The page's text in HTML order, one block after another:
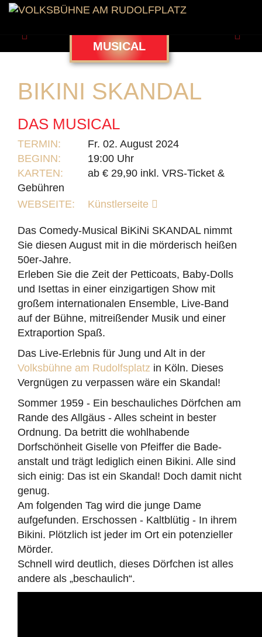
Zurück MUSICAL
BIKINI SKANDAL
DAS MUSICAL
TERMIN:
Fr. 02. August 2024
BEGINN:
19:00 Uhr
KARTEN:
ab € 29,90 inkl. VRS-Ticket &
Gebühren
WEBSEITE:
Künstlerseite
Das Comedy-Musical BiKiNi SKANDAL nimmt
Sie diesen August mit in die mörderisch heißen
50er-Jahre.
Erleben Sie die Zeit der Petticoats, Baby-Dolls
und Isettas in einer einzigartigen Show mit
großem internationalen Ensemble, Live-Band
auf der Bühne, mitreißender Musik und einer
Extraportion Spaß.
Das Live-Erlebnis für Jung und Alt in der
Volksbühne am Rudolfsplatz in Köln. Dieses
Vergnügen zu verpassen wäre ein Skandal!
Sommer 1959 - Ein beschauliches Dörfchen am
Rande des Allgäus - Alles scheint in bester
Ordnung. Da betritt die wohlhabende
Dorfschönheit Giselle von Pfeiffer die Bade-
anstalt und trägt lediglich einen Bikini. Alle sind
sich einig: Das ist ein Skandal! Doch damit nicht
genug.
Am folgenden Tag wird die junge Dame
aufgefunden. Erschossen - Kaltblütig - In ihrem
Bikini. Plötzlich ist jeder im Ort ein potenzieller
Mörder.
Schnell wird deutlich, dieses Dörfchen ist alles
andere als „beschaulich“.